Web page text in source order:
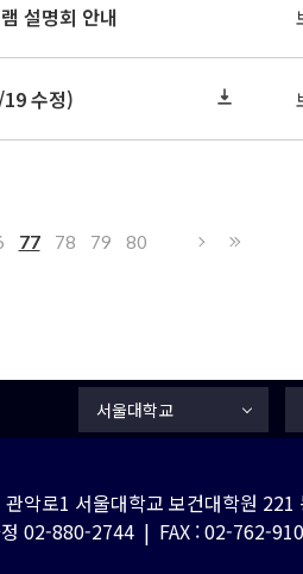
설명회 안내
수정)
77 78 79 80
서울대학교
악로1 서울대학교 보건대학원 221
02-880-2744 | FAX : 02-762-